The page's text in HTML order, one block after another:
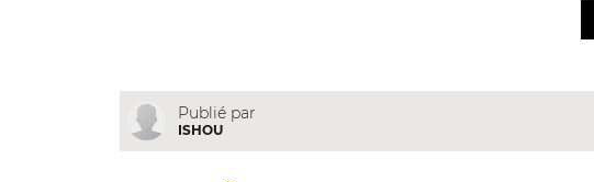
Publié par
ISHOU